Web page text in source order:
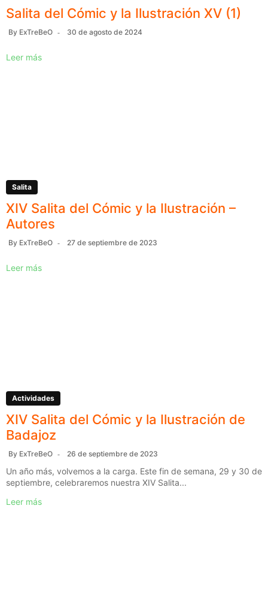
Salita del Cómic y la Ilustración XV (1)
By ExTreBeO 30 de agosto de 2024
Leer más
Salita
XIV Salita del Cómic y la Ilustración –
Autores
By ExTreBeO 27 de septiembre de 2023
Leer más
Actividades
XIV Salita del Cómic y la Ilustración de
Badajoz
By ExTreBeO 26 de septiembre de 2023
Un año más, volvemos a la carga. Este fin de semana, 29 y 30 de
septiembre, celebraremos nuestra XIV Salita...
Leer más